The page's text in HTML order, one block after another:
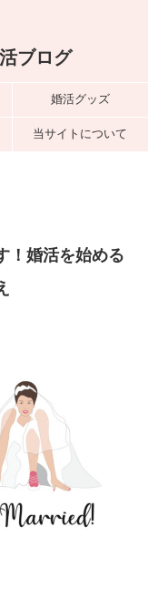
ブログ
婚活グッズ
当サイトについて
！婚活を始める